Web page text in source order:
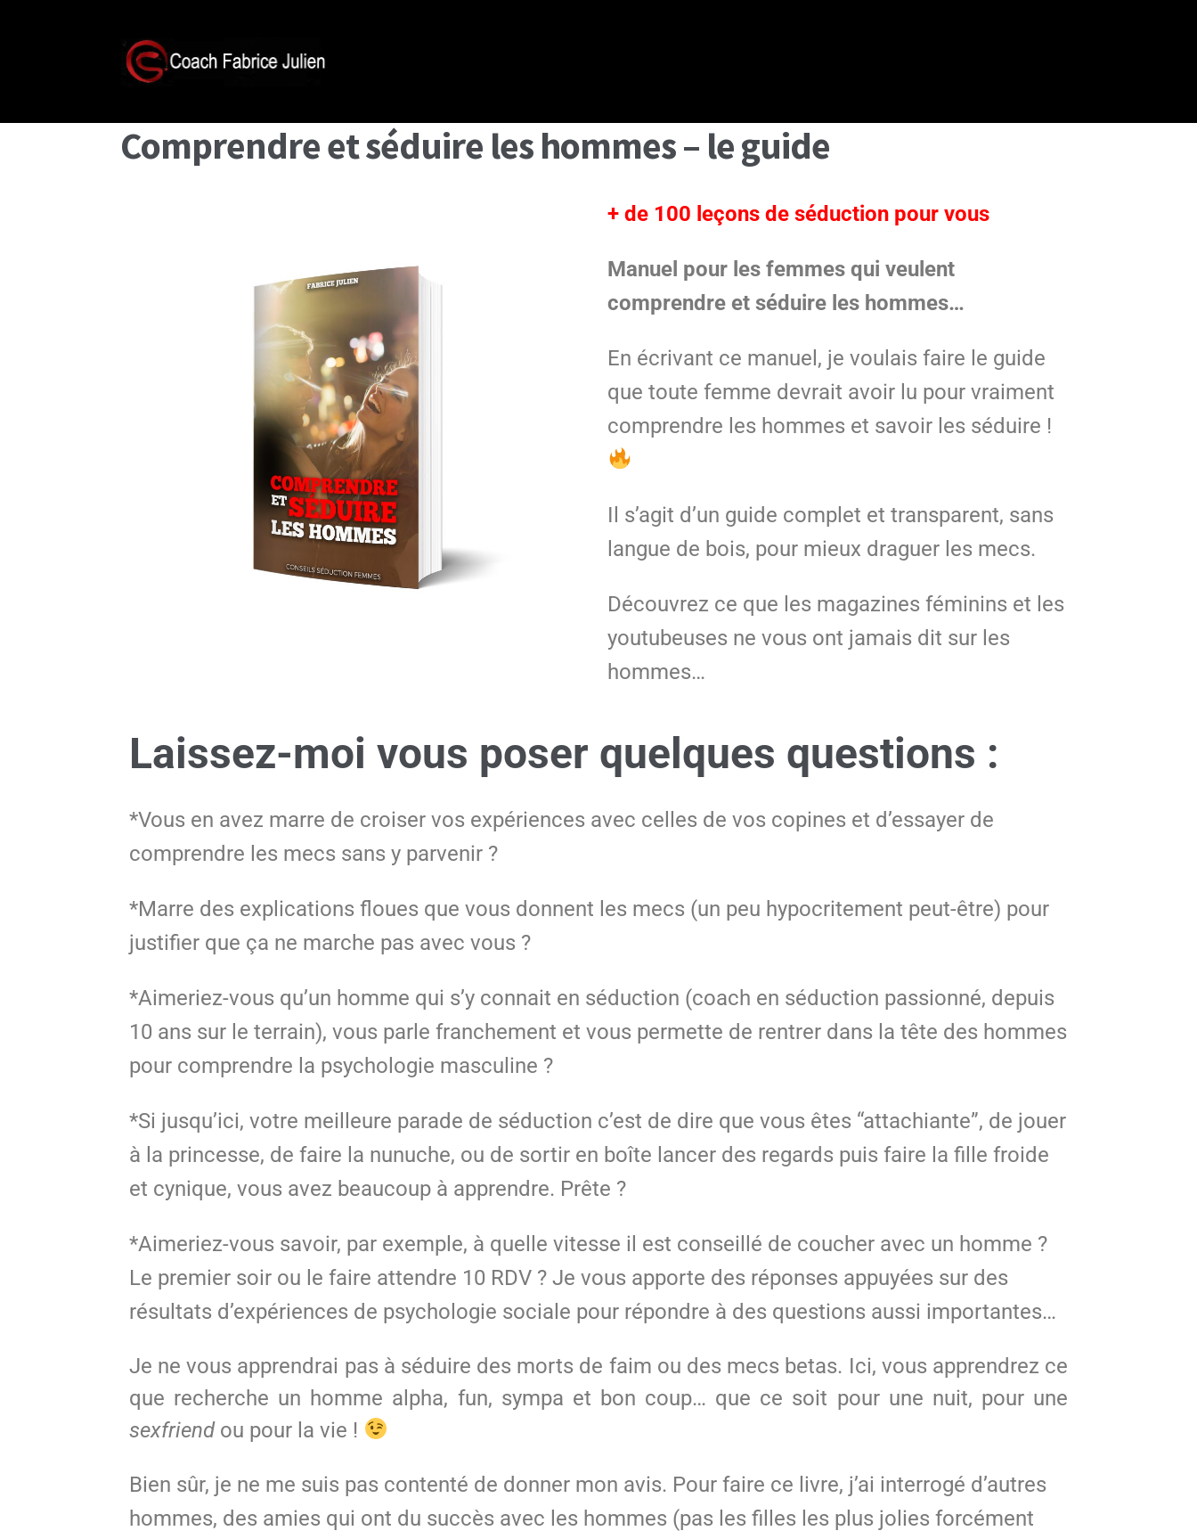
Comprendre et séduire les hommes – le guide
+ de 100 leçons de séduction pour vous
Manuel pour les femmes qui veulent
comprendre et séduire les hommes…
En écrivant ce manuel, je voulais faire le guide
que toute femme devrait avoir lu pour vraiment
comprendre les hommes et savoir les séduire !
Il s’agit d’un guide complet et transparent, sans
langue de bois, pour mieux draguer les mecs.
Découvrez ce que les magazines féminins et les
youtubeuses ne vous ont jamais dit sur les
hommes…
Laissez-moi vous poser quelques questions :
*Vous en avez marre de croiser vos expériences avec celles de vos copines et d’essayer de
comprendre les mecs sans y parvenir ?
*Marre des explications floues que vous donnent les mecs (un peu hypocritement peut-être) pour
justifier que ça ne marche pas avec vous ?
*Aimeriez-vous qu’un homme qui s’y connait en séduction (coach en séduction passionné, depuis
10 ans sur le terrain), vous parle franchement et vous permette de rentrer dans la tête des hommes
pour comprendre la psychologie masculine ?
*Si jusqu’ici, votre meilleure parade de séduction c’est de dire que vous êtes “attachiante”, de jouer
à la princesse, de faire la nunuche, ou de sortir en boîte lancer des regards puis faire la fille froide
et cynique, vous avez beaucoup à apprendre. Prête ?
*Aimeriez-vous savoir, par exemple, à quelle vitesse il est conseillé de coucher avec un homme ?
Le premier soir ou le faire attendre 10 RDV ? Je vous apporte des réponses appuyées sur des
résultats d’expériences de psychologie sociale pour répondre à des questions aussi importantes…
Je ne vous apprendrai pas à séduire des morts de faim ou des mecs betas. Ici, vous apprendrez ce
que recherche un homme alpha, fun, sympa et bon coup… que ce soit pour une nuit, pour une
sexfriendou pour la vie !
Bien sûr, je ne me suis pas contenté de donner mon avis. Pour faire ce livre, j’ai interrogé d’autres
hommes, des amies qui ont du succès avec les hommes (pas les filles les plus jolies forcément